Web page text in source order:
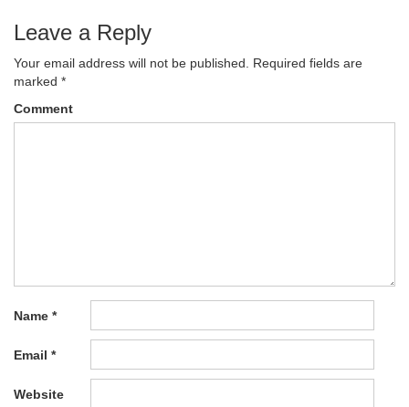
Leave a Reply
Your email address will not be published. Required fields are
marked *
Comment
Name *
Email *
Website